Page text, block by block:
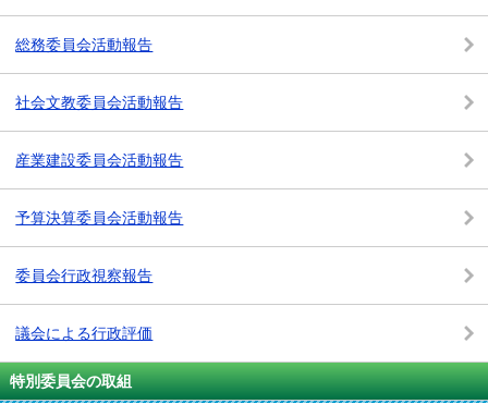
総務委員会活動報告
社会文教委員会活動報告
産業建設委員会活動報告
予算決算委員会活動報告
委員会行政視察報告
議会による行政評価
特別委員会の取組